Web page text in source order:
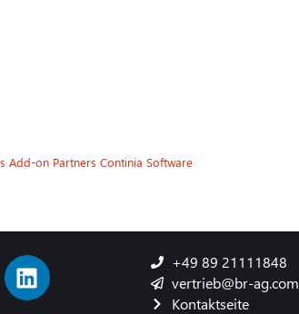
Add-on Partners Continia Software
+49 89 21111848
vertrieb@br-ag.com
Kontaktseite